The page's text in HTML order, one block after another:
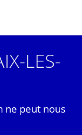
LES-
ne peut nous